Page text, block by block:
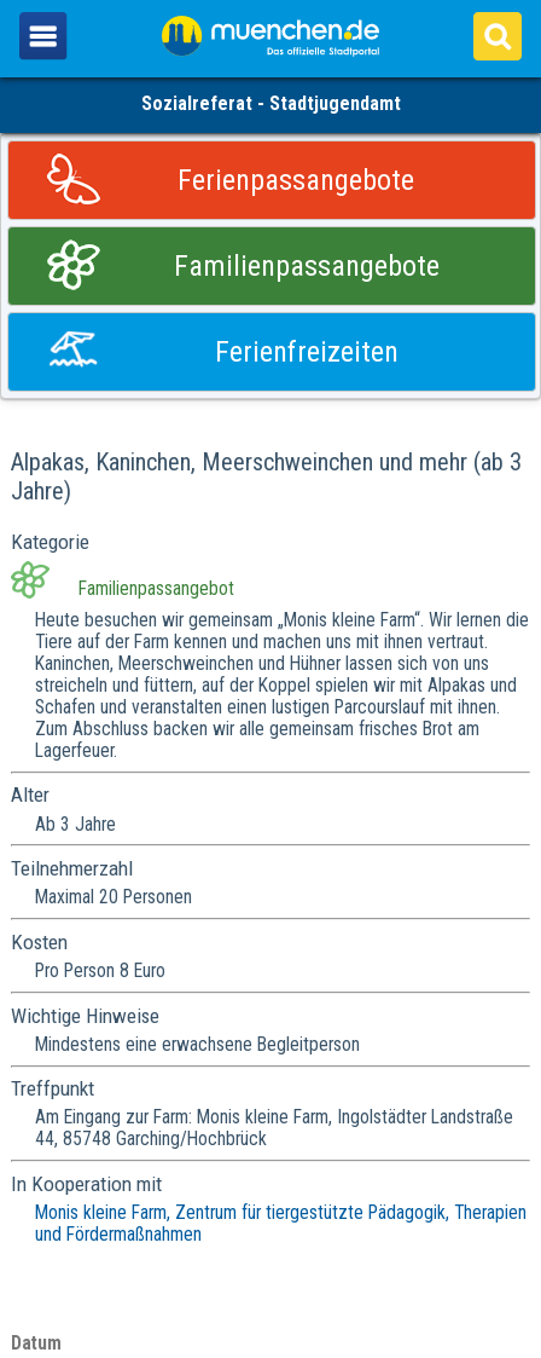
Sozialreferat - Stadtjugendamt
Ferienpassangebote
Familienpassangebote
Ferienfreizeiten
Alpakas, Kaninchen, Meerschweinchen und mehr (ab 3
Jahre)
Kategorie
Familienpassangebot
Heute besuchen wir gemeinsam „Monis kleine Farm“. Wir lernen die
Tiere auf der Farm kennen und machen uns mit ihnen vertraut.
Kaninchen, Meerschweinchen und Hühner lassen sich von uns
streicheln und füttern, auf der Koppel spielen wir mit Alpakas und
Schafen und veranstalten einen lustigen Parcourslauf mit ihnen.
Zum Abschluss backen wir alle gemeinsam frisches Brot am
Lagerfeuer.
Alter
Ab 3 Jahre
Teilnehmerzahl
Maximal 20 Personen
Kosten
Pro Person 8 Euro
Wichtige Hinweise
Mindestens eine erwachsene Begleitperson
Treffpunkt
Am Eingang zur Farm: Monis kleine Farm, Ingolstädter Landstraße
44, 85748 Garching/Hochbrück
In Kooperation mit
Monis kleine Farm, Zentrum für tiergestützte Pädagogik, Therapien
und Fördermaßnahmen
Datum